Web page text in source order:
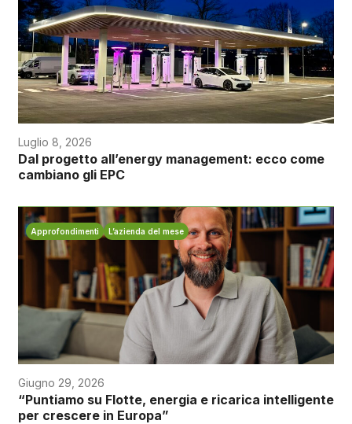
Luglio 8, 2026
Dal progetto all’energy management: ecco come
cambiano gli EPC
Approfondimenti L’azienda del mese
Giugno 29, 2026
“Puntiamo su Flotte, energia e ricarica intelligente
per crescere in Europa”